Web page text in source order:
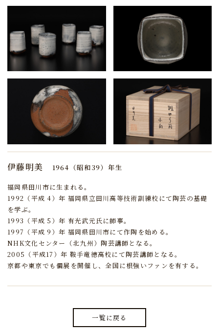
伊藤明美 1964（昭和39）年生
福岡県田川市に生まれる。
1992（平成 4）年 福岡県立田川高等技術訓練校にて陶芸の基礎
を学ぶ。
1993（平成 5）年 有光武元氏に師事。
1997（平成 9）年 福岡県田川市にて作陶を始める。
NHK文化センター（北九州）陶芸講師となる。
2005（平成17）年 鞍手竜徳高校にて陶芸講師となる。
京都や東京でも個展を開催し、全国に根強いファンを有する。
一覧に戻る